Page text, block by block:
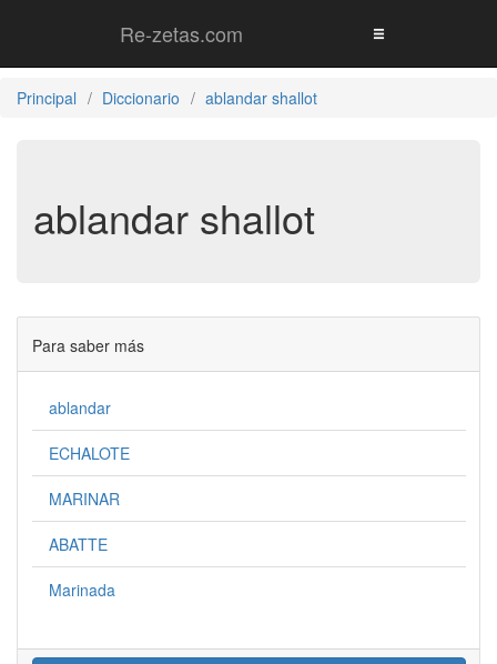
Re-zetas.com
Principal Diccionario ablandar shallot
ablandar shallot
Para saber más
ablandar
ECHALOTE
MARINAR
ABATTE
Marinada